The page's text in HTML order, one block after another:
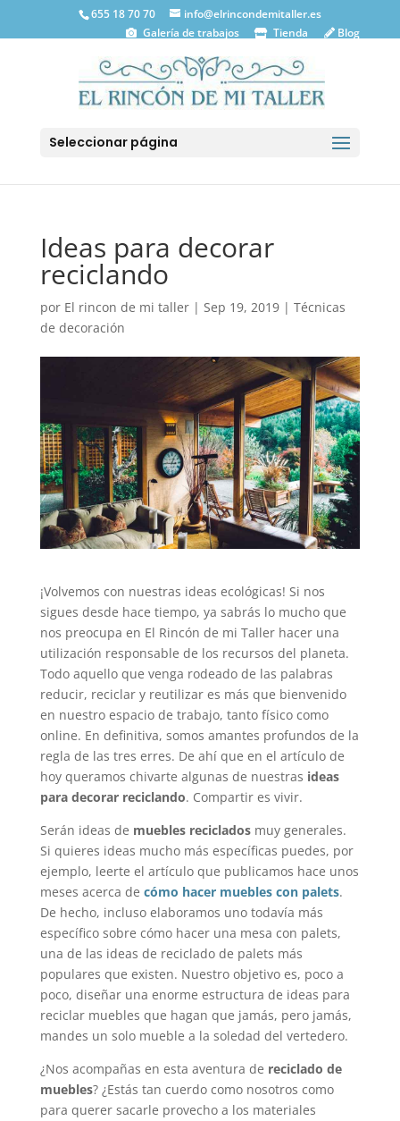
655 18 70 70
info@elrincondemitaller.es
Galería de trabajos
Tienda Blog
Seleccionar página
Ideas para decorar
reciclando
por El rincon de mi taller| Sep 19, 2019| Técnicas
de decoración
¡Volvemos con nuestras ideas ecológicas! Si nos
sigues desde hace tiempo, ya sabrás lo mucho que
nos preocupa en El Rincón de mi Taller hacer una
utilización responsable de los recursos del planeta.
Todo aquello que venga rodeado de las palabras
reducir, reciclar y reutilizar es más que bienvenido
en nuestro espacio de trabajo, tanto físico como
online. En definitiva, somos amantes profundos de la
regla de las tres erres. De ahí que en el artículo de
hoy queramos chivarte algunas de nuestras ideas
para decorar reciclando. Compartir es vivir.
Serán ideas de muebles recicladosmuy generales.
Si quieres ideas mucho más específicas puedes, por
ejemplo, leerte el artículo que publicamos hace unos
meses acerca de cómo hacer muebles con palets.
De hecho, incluso elaboramos uno todavía más
específico sobre cómo hacer una mesa con palets,
una de las ideas de reciclado de palets más
populares que existen. Nuestro objetivo es, poco a
poco, diseñar una enorme estructura de ideas para
reciclar muebles que hagan que jamás, pero jamás,
mandes un solo mueble a la soledad del vertedero.
¿Nos acompañas en esta aventura de reciclado de
muebles? ¿Estás tan cuerdo como nosotros como
para querer sacarle provecho a los materiales